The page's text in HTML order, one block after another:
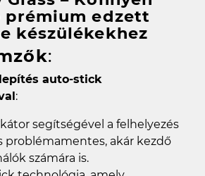
edzett
készülékekhez
:
auto-stick
:
segítségével a felhelyezés
problémamentes, akár kezdő
számára is.